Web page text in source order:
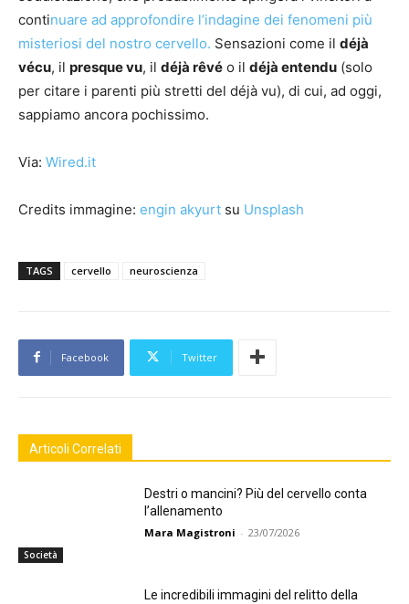
continuare ad approfondire l’indagine dei fenomeni più
misteriosi del nostro cervello. Sensazioni come il déjà
vécu, il presque vu, il déjà rêvé o il déjà entendu (solo
per citare i parenti più stretti del déjà vu), di cui, ad oggi,
sappiamo ancora pochissimo.
Via: Wired.it
Credits immagine: engin akyurt su Unsplash
TAGS cervello neuroscienza
Facebook Twitter
Articoli Correlati
Società
Destri o mancini? Più del cervello conta
l’allenamento
Mara Magistroni - 23/07/2026
Le incredibili immagini del relitto della